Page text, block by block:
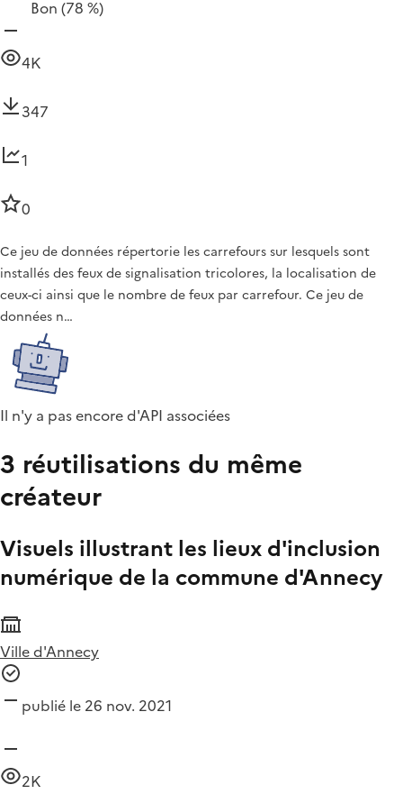
Bon (78 %)
4K
347
1
0
Ce jeu de données répertorie les carrefours sur lesquels sont
installés des feux de signalisation tricolores, la localisation de
ceux-ci ainsi que le nombre de feux par carrefour. Ce jeu de
données n…
Il n'y a pas encore d'API associées
3 réutilisations du même
créateur
Visuels illustrant les lieux d'inclusion
numérique de la commune d'Annecy
Ville d'Annecy
publié le 26 nov. 2021
2K